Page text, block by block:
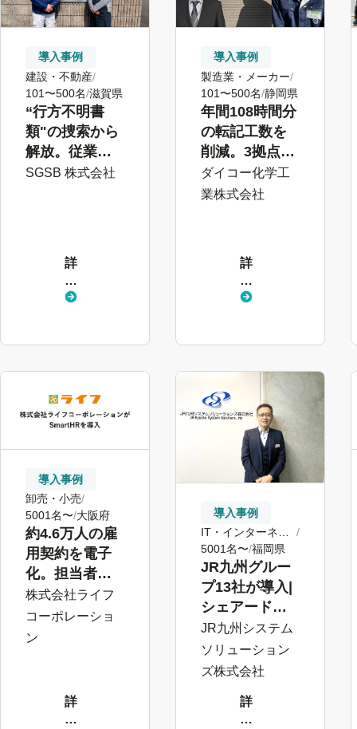
導入事例
建設・不動産
101〜500名 滋賀県
“行方不明書
類"の捜索から
解放。従業員
がスマホから
SGSB 株式会社
詳
し
く
導入事例
製造業・メーカー
101〜500名 静岡県
年間108時間分
の転記工数を
削減。3拠点、
39種の申請書
をSmartHRで
ダイコー化学工
業株式会社
詳
し
く
導入事例
卸売・小売
5001名〜 大阪府
約4.6万人の雇
用契約を電子
化。担当者・
従業員双方の
負担を軽減
し、より生産
株式会社ライフ
コーポレーショ
ン
詳
し
導入事例
IT・インターネッ
ト
5001名〜 福岡県
JR九州グルー
プ13社が導入|
シェアード
サービス企業
の実践例。ス
マホで高齢社
JR九州システム
ソリューション
ズ株式会社
詳
し